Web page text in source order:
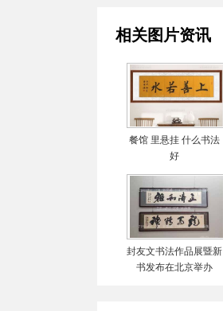
相关图片资讯
餐馆 里悬挂 什么书法
好
封友文书法作品展暨新
书发布在北京举办